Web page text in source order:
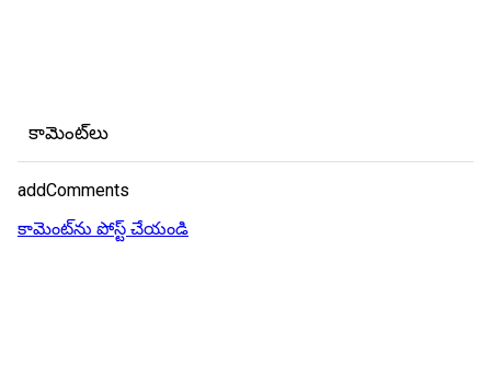
కామెంట్‌లు
addComments
కామెంట్‌ను పోస్ట్ చేయండి